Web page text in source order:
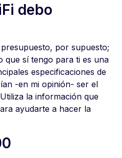
debo
por supuesto;
que sí tengo para ti es una
especificaciones de
-en mi opinión- ser el
la información que
ayudarte a hacer la